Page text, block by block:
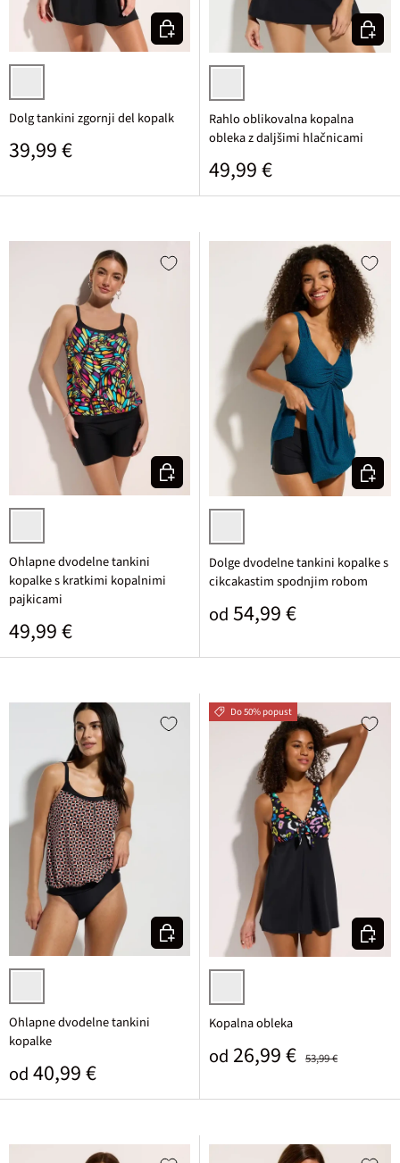
črna/modra grafično potiskana
Dolg tankini zgornji del kopalk
Običajna cena
39,99 €
Izberi varianto
črna/modra grafično potiskana
Rahlo oblikovalna kopalna
obleka z daljšimi hlačnicami
Običajna cena
49,99 €
Izberi
črna/pisana grafično potiskana
Ohlapne dvodelne tankini
kopalke s kratkimi kopalnimi
pajkicami
Običajna cena
49,99 €
Izberi varianto
petrolejska pikasta
Dolge dvodelne tankini kopalke s
cikcakastim spodnjim robom
Običajna cena
od 54,99 €
Izberi
bela/črna/temno oranžna grafična
Ohlapne dvodelne tankini
kopalke
Običajna cena
od 40,99 €
Izberi varianto
Do 50% popust
črno potiskana
Kopalna obleka
Prodajna cena
od 26,99 € 53,99 €
Izberi